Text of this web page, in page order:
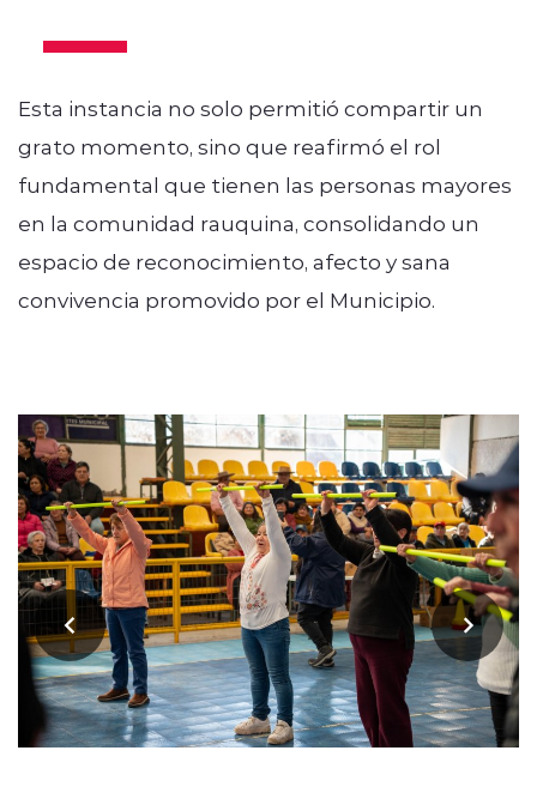
Esta instancia no solo permitió compartir un
grato momento, sino que reafirmó el rol
fundamental que tienen las personas mayores
en la comunidad rauquina, consolidando un
espacio de reconocimiento, afecto y sana
convivencia promovido por el Municipio.